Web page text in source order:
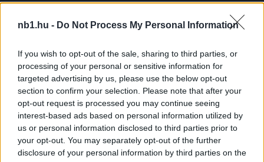
nb1.hu - Do Not Process My Personal Information
If you wish to opt-out of the sale, sharing to third parties, or
processing of your personal or sensitive information for
targeted advertising by us, please use the below opt-out
section to confirm your selection. Please note that after your
opt-out request is processed you may continue seeing
interest-based ads based on personal information utilized by
us or personal information disclosed to third parties prior to
your opt-out. You may separately opt-out of the further
disclosure of your personal information by third parties on the
Pause UnmuteLoaded
0%
Picture-
in-
Megosztás:
KAPCSOLÓDÓ HÍREK